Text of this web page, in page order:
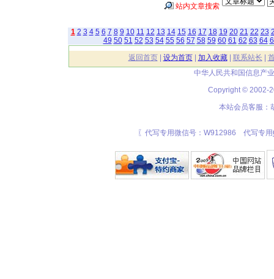
站内文章搜索
1 2 3 4 5 6 7 8 9 10 11 12 13 14 15 16 17 18 19 20 21 22 23
49 50 51 52 53 54 55 56 57 58 59 60 61 62 63 64
返回首页| 设为首页| 加入收藏| 联系站长
中华人民共和国信息产
Copyright © 2002-
本站会员客服：
〖代写专用微信号：W912986 代写专用